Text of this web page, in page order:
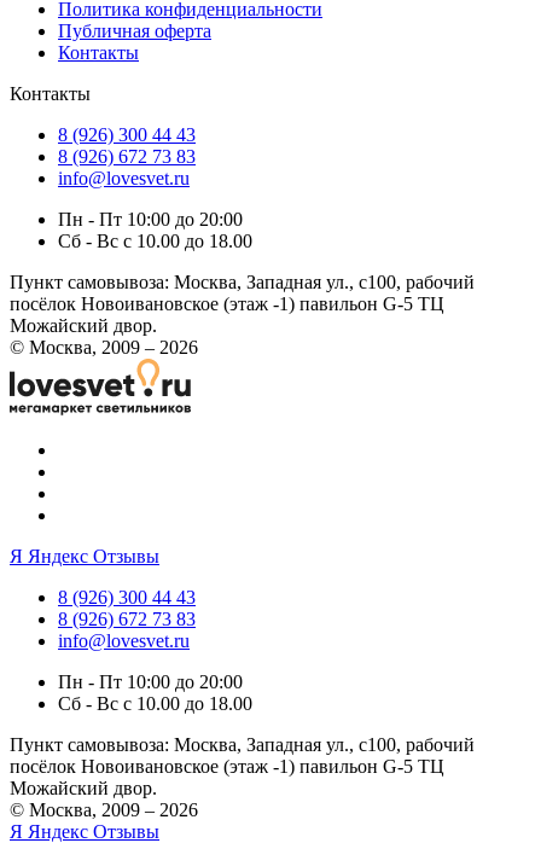
Политика конфиденциальности
Публичная оферта
Контакты
Контакты
8 (926) 300 44 43
8 (926) 672 73 83
info@lovesvet.ru
Пн - Пт 10:00 до 20:00
Сб - Вс с 10.00 до 18.00
Пункт самовывоза: Москва, Западная ул., с100, рабочий
посёлок Новоивановское (этаж -1) павильон G-5 ТЦ
Можайский двор.
© Москва, 2009 – 2026
Я Яндекс Отзывы
8 (926) 300 44 43
8 (926) 672 73 83
info@lovesvet.ru
Пн - Пт 10:00 до 20:00
Сб - Вс с 10.00 до 18.00
Пункт самовывоза: Москва, Западная ул., с100, рабочий
посёлок Новоивановское (этаж -1) павильон G-5 ТЦ
Можайский двор.
© Москва, 2009 – 2026
Я Яндекс Отзывы